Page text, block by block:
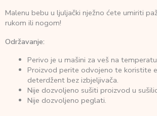
Malenu bebu u ljuljački nježno ćete umiriti
rukom ili nogom!
Održavanje:
Perivo je u mašini za veš na
Proizvod perite odvojeno te koristite
deterdžent bez izbjeljivača.
Nije dozvoljeno sušiti proizvod u
Nije dozvoljeno peglati.